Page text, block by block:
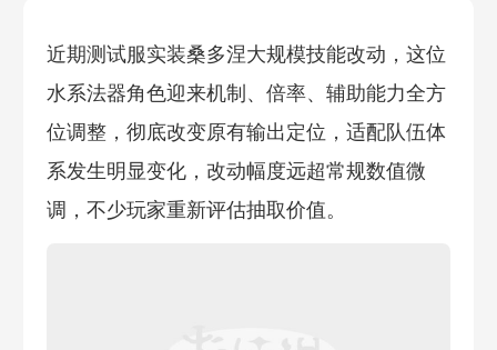
近期测试服实装桑多涅大规模技能改动，这位
水系法器角色迎来机制、倍率、辅助能力全方
位调整，彻底改变原有输出定位，适配队伍体
系发生明显变化，改动幅度远超常规数值微
调，不少玩家重新评估抽取价值。